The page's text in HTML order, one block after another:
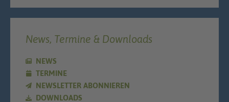
News, Termine & Downloads
NEWS
TERMINE
NEWSLETTER ABONNIEREN
DOWNLOADS